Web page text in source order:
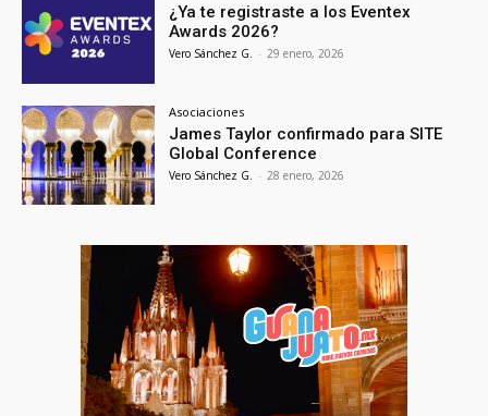
¿Ya te registraste a los Eventex
Awards 2026?
Vero Sánchez G. - 29 enero, 2026
Asociaciones
James Taylor confirmado para SITE
Global Conference
Vero Sánchez G. - 28 enero, 2026